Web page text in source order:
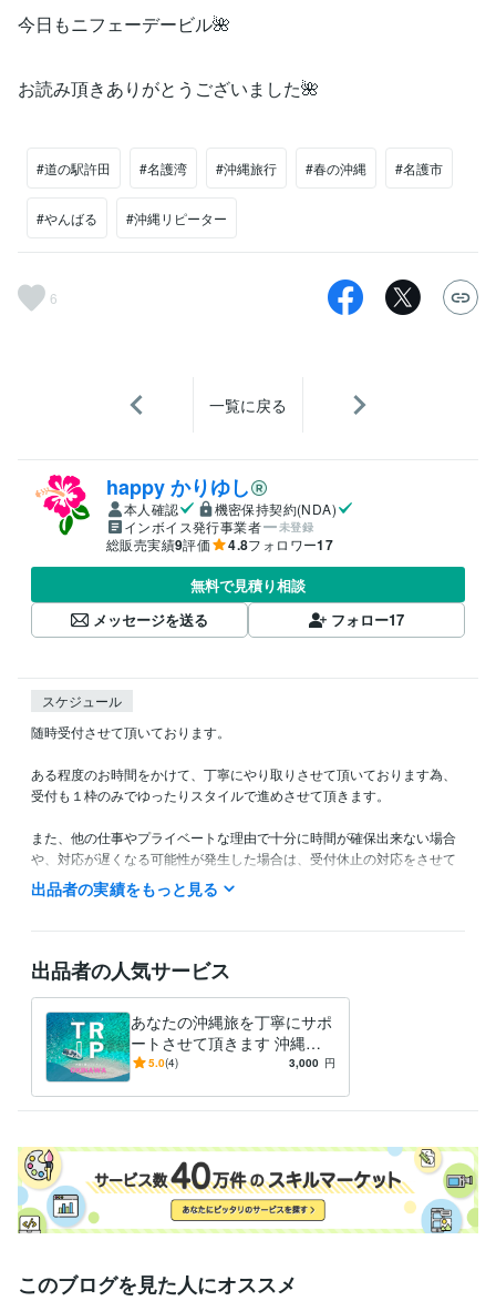
今日もニフェーデービル🌺
お読み頂きありがとうございました🌺
#道の駅許田 #名護湾 #沖縄旅行 #春の沖縄 #名護市
#やんばる #沖縄リピーター
6
一覧に戻る
happy かりゆし
本人確認
機密保持契約(NDA)
インボイス発行事業者
未登録
総販売実績9評価 4.8フォロワー17
無料で見積り相談
メッセージを送る
フォロー17
スケジュール
随時受付させて頂いております。
ある程度のお時間をかけて、丁寧にやり取りさせて頂いております為、
受付も１枠のみでゆったりスタイルで進めさせて頂きます。
また、他の仕事やプライベートな理由で十分に時間が確保出来ない場合
や、対応が遅くなる可能性が発生した場合は、受付休止の対応をさせて
頂いております。
得意分野
住まい・美容・生活相談
沖縄旅のニーズに合わせた楽しみ方やご提
旅行 航空 スキンケア 女子力アップ マイラー
沖縄旅行
美容 沖縄リピーター
出品者の実績をもっと見る
出品者の人気サービス
あなたの沖縄旅を丁寧にサポ
ートさせて頂きます 沖縄大
好き超リピーターの元CAが
5.0(4) 3,000 円
このブログを見た人にオススメ